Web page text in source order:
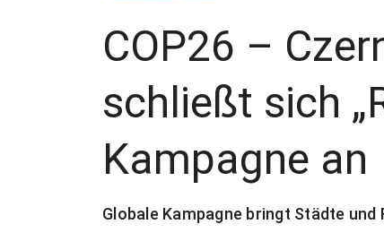
COP26 –
schließt sich
Kampagne an
Globale Kampagne bringt Städte